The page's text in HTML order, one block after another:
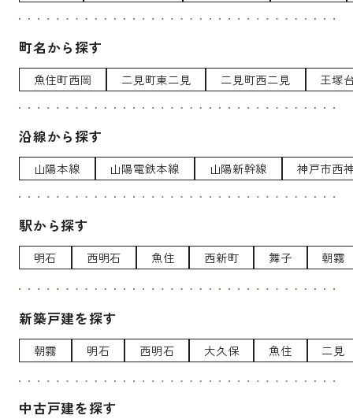
町名から探す
魚住町西岡 二見町東二見 二見町西二見 王塚
沿線から探す
山陽本線 山陽電鉄本線 山陽新幹線 神戸市西
駅から探す
明石 西明石 魚住 西新町 舞子 朝霧
新築戸建を探す
朝霧 明石 西明石 大久保 魚住 二見
中古戸建を探す